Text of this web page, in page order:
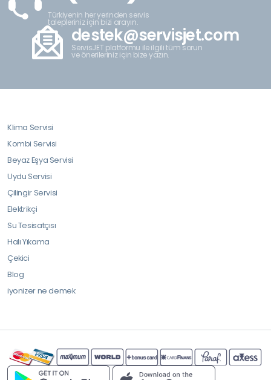
Türkiyenin her yerinden servis
talepleriniz için bizi arayın.
destek@servisjet.com
ServisJET platformu ile ilgili tüm sorun
ve önerileriniz için bize yazın.
Klima Servisi
Kombi Servisi
Beyaz Eşya Servisi
Uydu Servisi
Çilingir Servisi
Elektrikçi
Su Tesisatçısı
Halı Yıkama
Çekici
Blog
iyonizer ne demek